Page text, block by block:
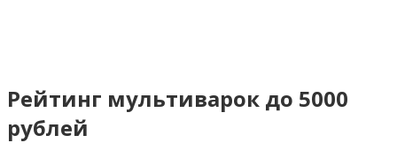
Рейтинг мультиварок до 5000
рублей